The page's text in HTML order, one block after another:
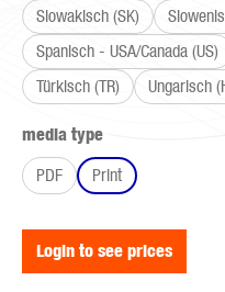
Slowakisch (SK)
Spanisch - USA/Canada (US)
Türkisch (TR)
Ungarisch
Select
media type
PDF
Print
Login to see prices